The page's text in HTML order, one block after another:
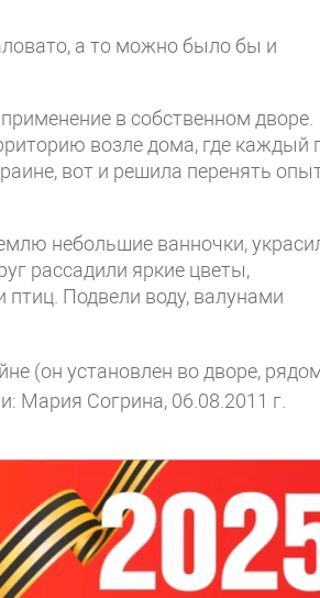
а то можно было бы и
в собственном дворе.
возле дома, где каждый
вот и решила перенять
небольшие ванночки,
рассадили яркие цветы,
птиц. Подвели воду, валунами
(он установлен во дворе,
Мария Согрина, 06.08.2011 г.